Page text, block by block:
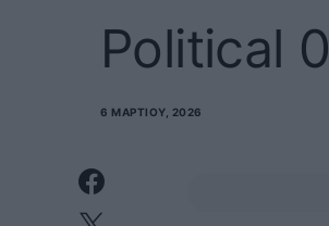
Political
6 ΜΑΡΤΊΟΥ, 2026